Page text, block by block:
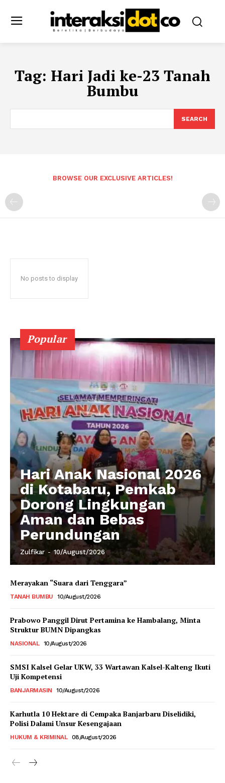
Tag: Hari Jadi ke-23 Tanah
Bumbu
SEARCH
BROWSE OUR EXCLUSIVE ARTICLES!
No posts to display
Popular
Hari Anak Nasional 2026
di Kotabaru, Pemkab
Dorong Lingkungan
Aman dan Bebas
Perundungan
Zulfikar - 10/August/2026
Merayakan “Suara dari Tenggara”
TANAH BUMBU 10/August/2026
Prabowo Panggil Dirut Pertamina ke Hambalang, Minta
Struktur BUMN Dipangkas
NASIONAL 10/August/2026
SMSI Kalsel Gelar UKW, 33 Wartawan Kalsel-Kalteng Ikuti
Uji Kompetensi
BANJARMASIN 10/August/2026
Karhutla 10 Hektare di Cempaka Banjarbaru Diselidiki,
Polisi Dalami Unsur Kesengajaan
HUKUM & KRIMINAL 08/August/2026